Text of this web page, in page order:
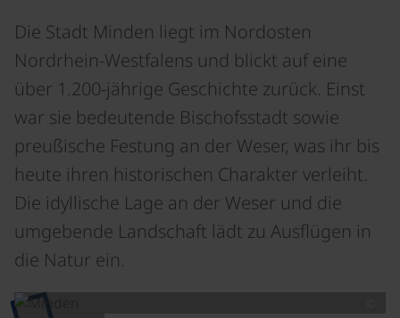
Die Stadt Minden liegt im Nordosten
Nordrhein-Westfalens und blickt auf eine
über 1.200-jährige Geschichte zurück. Einst
war sie bedeutende Bischofsstadt sowie
preußische Festung an der Weser, was ihr bis
heute ihren historischen Charakter verleiht.
Die idyllische Lage an der Weser und die
umgebende Landschaft lädt zu Ausflügen in
die Natur ein.